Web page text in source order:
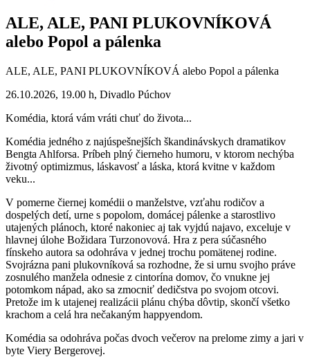
ALE, ALE, PANI PLUKOVNÍKOVÁ
alebo Popol a pálenka
ALE, ALE, PANI PLUKOVNÍKOVÁ alebo Popol a pálenka
26.10.2026, 19.00 h, Divadlo Púchov
Komédia, ktorá vám vráti chuť do života...
Komédia jedného z najúspešnejších škandinávskych dramatikov
Bengta Ahlforsa. Príbeh plný čierneho humoru, v ktorom nechýba
životný optimizmus, láskavosť a láska, ktorá kvitne v každom
veku...
V pomerne čiernej komédii o manželstve, vzťahu rodičov a
dospelých detí, urne s popolom, domácej pálenke a starostlivo
utajených plánoch, ktoré nakoniec aj tak vyjdú najavo, exceluje v
hlavnej úlohe Božidara Turzonovová. Hra z pera súčasného
fínskeho autora sa odohráva v jednej trochu pomätenej rodine.
Svojrázna pani plukovníková sa rozhodne, že si urnu svojho práve
zosnulého manžela odnesie z cintorína domov, čo vnukne jej
potomkom nápad, ako sa zmocniť dedičstva po svojom otcovi.
Pretože im k utajenej realizácii plánu chýba dôvtip, skončí všetko
krachom a celá hra nečakaným happyendom.
Komédia sa odohráva počas dvoch večerov na prelome zimy a jari v
byte Viery Bergerovej.